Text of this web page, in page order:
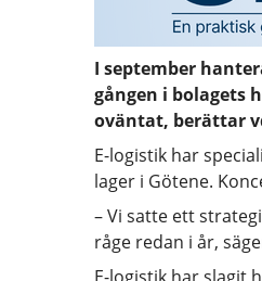
I september
gången i bolagets
oväntat, berättar
E-logistik har
lager i Götene.
– Vi satte ett
råge redan i år,